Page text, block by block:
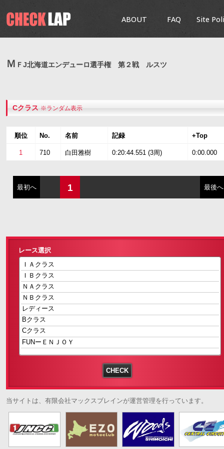
ABOUT FAQ Site
Ｍ ＦJ北海道エンデューロ選手権 第２戦 ルスツ
Cクラス ※ランダム表示
順位 No. 名前 記録 +Top
1 710 白田雅樹 0:20:44.551 (3周) 0:00.000
最初へ 1 最後へ
レース選択
当サイトは、有限会社マックスブレインが運営管理を行っています。